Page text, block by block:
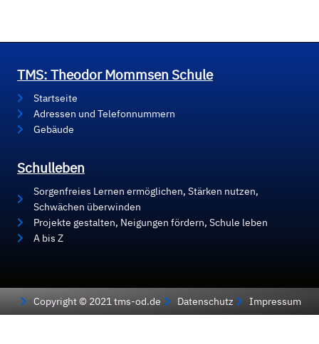
TMS: Theodor Mommsen Schule
Startseite
Adressen und Telefonnummern
Gebäude
Schulleben
Sorgenfreies Lernen ermöglichen, Stärken nutzen,
Schwächen überwinden
Projekte gestalten, Neigungen fördern, Schule leben
A bis Z
Copyright © 2021 tms-od.de Datenschutz Impressum